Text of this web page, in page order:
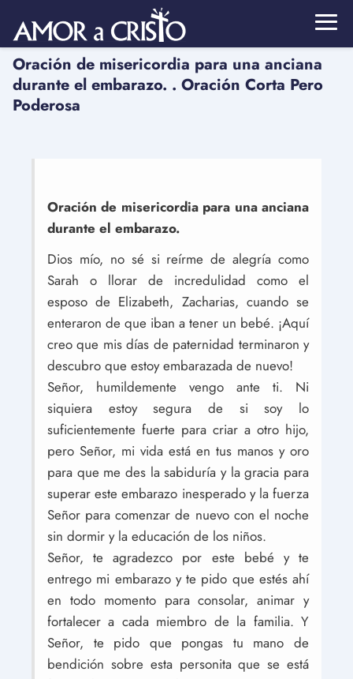
Oración de misericordia para una anciana
durante el embarazo. . Oración Corta Pero
Poderosa
Oración de misericordia para una anciana
durante el embarazo.
Dios mío, no sé si reírme de alegría como
Sarah o llorar de incredulidad como el
esposo de Elizabeth, Zacharias, cuando se
enteraron de que iban a tener un bebé. ¡Aquí
creo que mis días de paternidad terminaron y
descubro que estoy embarazada de nuevo!
Señor, humildemente vengo ante ti. Ni
siquiera estoy segura de si soy lo
suficientemente fuerte para criar a otro hijo,
pero Señor, mi vida está en tus manos y oro
para que me des la sabiduría y la gracia para
superar este embarazo inesperado y la fuerza
Señor para comenzar de nuevo con el noche
sin dormir y la educación de los niños.
Señor, te agradezco por este bebé y te
entrego mi embarazo y te pido que estés ahí
en todo momento para consolar, animar y
fortalecer a cada miembro de la familia. Y
Señor, te pido que pongas tu mano de
bendición sobre esta personita que se está